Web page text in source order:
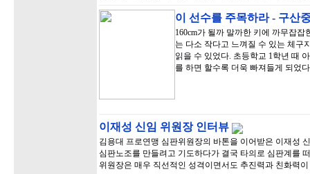
이 선수를 주목하라 - 구산
160cm가 될까 말까한 키에 까무잡
는 다소 작다고 느껴질 수 있는 체구
읽을 수 있었다. 초등학교 1학년 때
를 하면 할수록 더욱 빠져들게 되었
이재성 신임 위원장 인터뷰
김용대 프로연맹 심판위원장의 바톤을 이어받은 이재성
심판노조를 만들려고 기도하다가 결국 타의로 심판계를
위원장은 매우 직선적인 성격이면서도 추진력과 친화력